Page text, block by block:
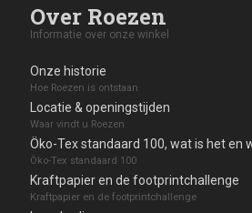
Over Roezen
Informatie over onze winkel
Onze historie
Hoe Roezen is ontstaan
Locatie & openingstijden
Waar vindt u Roezen
Öko-Tex standaard 100, wat is het en
Öko-Tex standaard 100
Kraftpapier en de footprintchallenge
Kraftpapier en de footprintchallenge